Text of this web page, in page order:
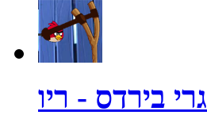
בירדס - ריו